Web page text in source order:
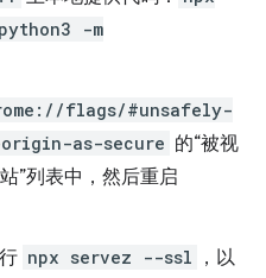
python3 -m
flags/#unsafely-
as-secure 的“被视
”列表中，然后重启
npx servez --ssl
，以